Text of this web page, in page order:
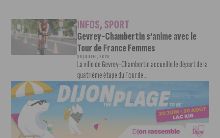
INFOS,SPORT
Gevrey-Chambertin s’anime avec le
Tour de France Femmes
30 JUILLET, 2026
La ville de Gevrey-Chambertin accueille le départ de la
quatrième étape du Tour de...